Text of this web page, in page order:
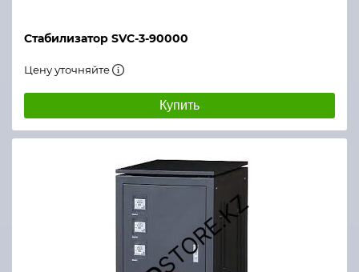
Стабилизатор SVC-3-90000
Цену уточняйте
Купить